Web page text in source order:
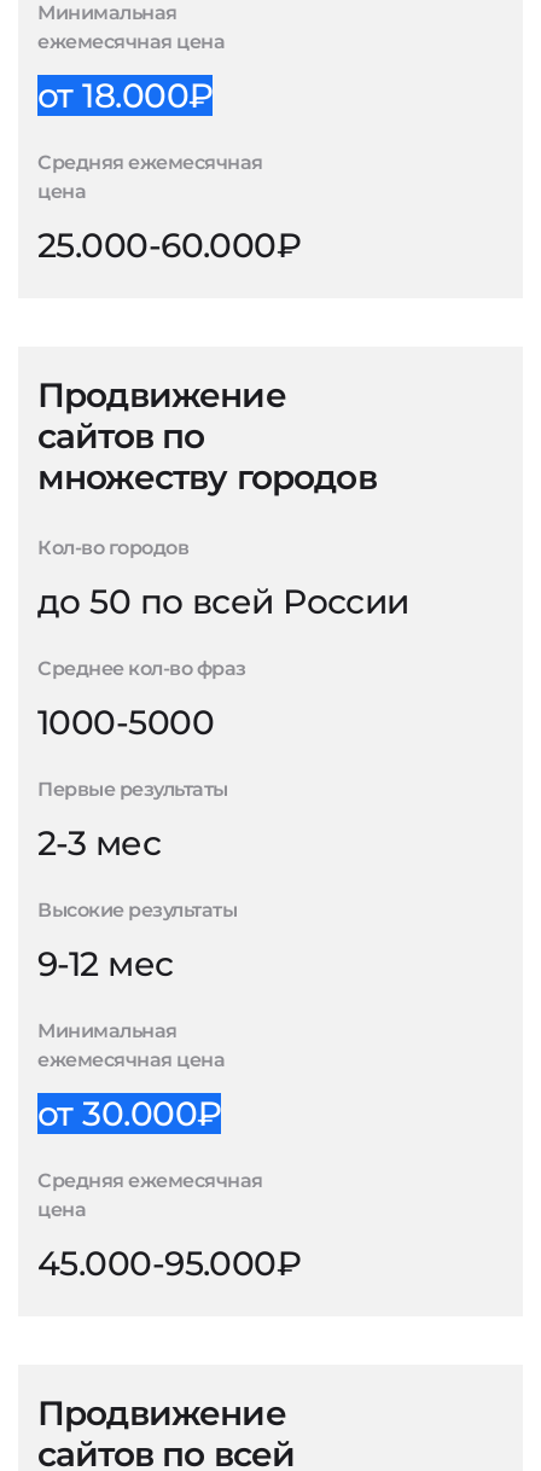
Минимальная
ежемесячная цена
от 18.000₽
Средняя ежемесячная
цена
25.000-60.000₽
Продвижение
сайтов по
множеству городов
Кол-во городов
до 50 по всей России
Среднее кол-во фраз
1000-5000
Первые результаты
2-3 мес
Высокие результаты
9-12 мес
Минимальная
ежемесячная цена
от 30.000₽
Средняя ежемесячная
цена
45.000-95.000₽
Продвижение
сайтов по всей